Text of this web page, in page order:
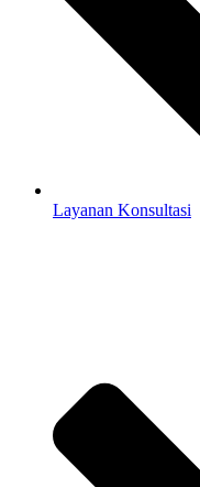
Layanan Konsultasi